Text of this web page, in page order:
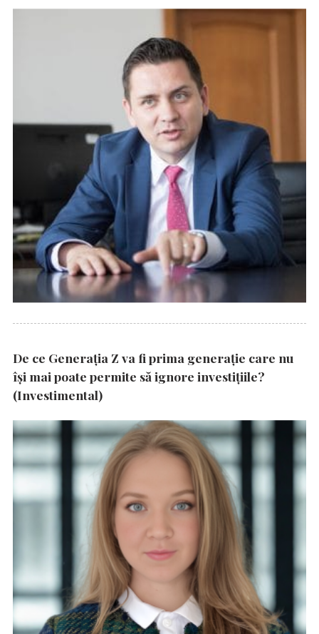
De ce Generația Z va fi prima generație care nu
își mai poate permite să ignore investițiile?
(Investimental)